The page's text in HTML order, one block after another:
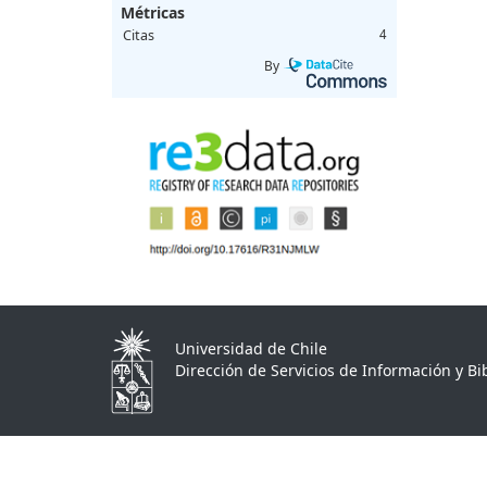
Métricas
Citas 4
By
Universidad de Chile
Dirección de Servicios de Información y